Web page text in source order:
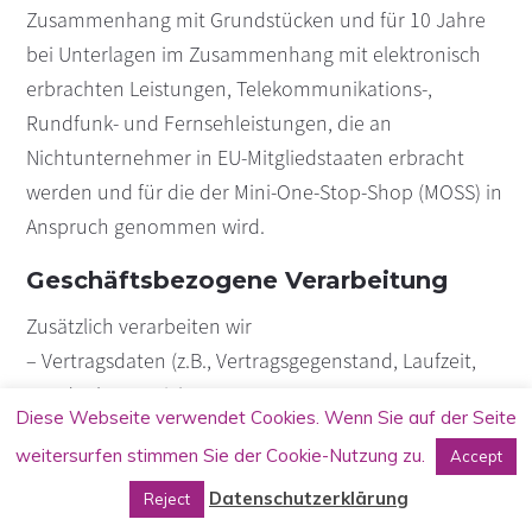
Zusammenhang mit Grundstücken und für 10 Jahre
bei Unterlagen im Zusammenhang mit elektronisch
erbrachten Leistungen, Telekommunikations-,
Rundfunk- und Fernsehleistungen, die an
Nichtunternehmer in EU-Mitgliedstaaten erbracht
werden und für die der Mini-One-Stop-Shop (MOSS) in
Anspruch genommen wird.
Geschäftsbezogene Verarbeitung
Zusätzlich verarbeiten wir
– Vertragsdaten (z.B., Vertragsgegenstand, Laufzeit,
Kundenkategorie).
– Zahlungsdaten (z.B., Bankverbindung,
Zahlungshistorie)
von unseren Kunden, Interessenten und
Diese Webseite verwendet Cookies. Wenn Sie auf der Seite
weitersurfen stimmen Sie der Cookie-Nutzung zu.
Accept
Reject Datenschutzerklärung